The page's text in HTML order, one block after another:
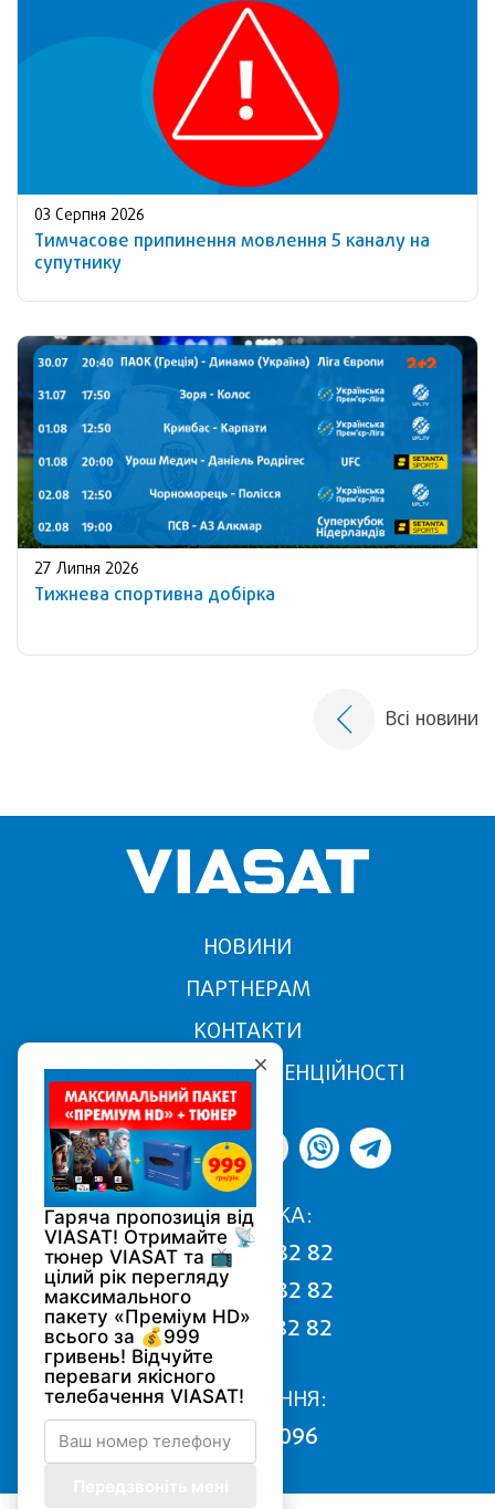
03 Серпня 2026
Тимчасове припинення мовлення 5 каналу на
супутнику
27 Липня 2026
Тижнева спортивна добірка
Всі новини
НОВИНИ
ПАРТНЕРАМ
КОНТАКТИ
ПОЛІТИКА КОНФІДЕНЦІЙНОСТІ
ПІДТРИМКА:
068 170 82 82
050 170 82 82
093 170 82 82
ПІДКЛЮЧЕННЯ:
0800 502 096